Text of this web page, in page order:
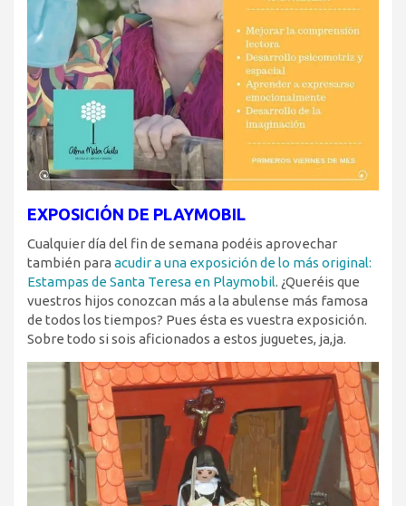
EXPOSICIÓN DE PLAYMOBIL
Cualquier día del fin de semana podéis aprovechar
también para acudir a una exposición de lo más original:
Estampas de Santa Teresa en Playmobil. ¿Queréis que
vuestros hijos conozcan más a la abulense más famosa
de todos los tiempos? Pues ésta es vuestra exposición.
Sobre todo si sois aficionados a estos juguetes, ja,ja.